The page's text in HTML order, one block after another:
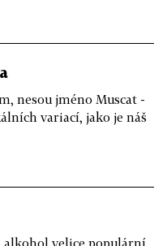
nesou jméno Muscat -
variací, jako je náš
alkohol velice populární